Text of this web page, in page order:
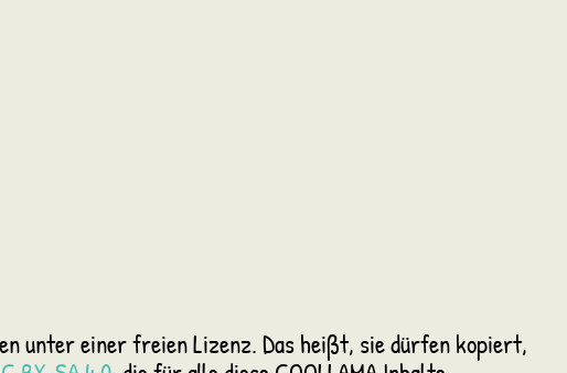
unter einer freien Lizenz. Das heißt, sie dürfen kopiert,